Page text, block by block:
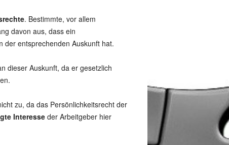
. Bestimmte, vor allem
davon aus, dass ein
der entsprechenden Auskunft hat.
dieser Auskunft, da er gesetzlich
zu, da das Persönlichkeitsrecht der
Interesseder Arbeitgeber hier